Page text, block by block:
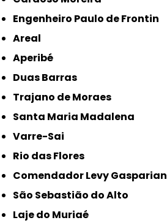
Engenheiro Paulo de Frontin
Areal
Aperibé
Duas Barras
Trajano de Moraes
Santa Maria Madalena
Varre-Sai
Rio das Flores
Comendador Levy Gasparian
São Sebastião do Alto
Laje do Muriaé